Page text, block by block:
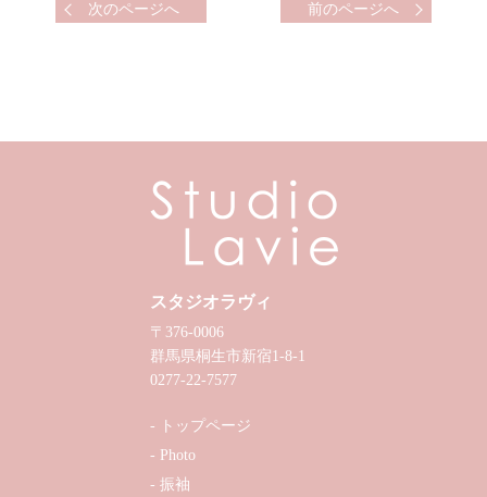
次のページへ 前のページへ
スタジオラヴィ
〒376-0006
群馬県桐生市新宿1-8-1
0277-22-7577
トップページ
Photo
振袖